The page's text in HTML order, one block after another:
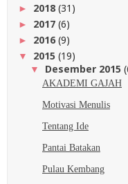
► 2018 (31)
► 2017 (6)
► 2016(9)
▼ 2015 (19)
▼ Desember 2015
AKADEMI GAJAH
Motivasi Menulis
Tentang Ide
Pantai Batakan
Pulau Kembang